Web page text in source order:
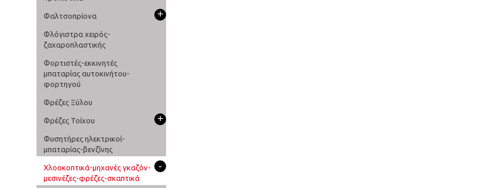
Φαλτσοπρίονα +
Φλόγιστρα χειρός-
ζαχαροπλαστικής
Φορτιστές-εκκινητές
μπαταρίας αυτοκινήτου-
φορτηγού
Φρέζες Ξύλου
Φρέζες Τοίχου +
Φυσητήρες ηλεκτρικοί-
μπαταρίας-βενζίνης
Χλοοκοπτικά-μηχανές γκαζόν-
μεσινέζες-φρέζες-σκαπτικά
-